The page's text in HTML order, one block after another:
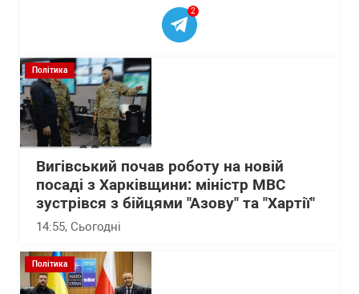
2
Політика
Вигівський почав роботу на новій
посаді з Харківщини: міністр МВС
зустрівся з бійцями "Азову" та "Хартії"
14:55, Сьогодні
Політика